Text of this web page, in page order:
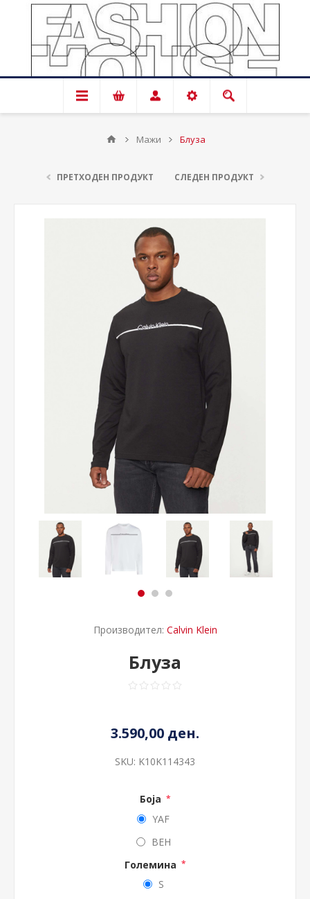
Мажи Блуза
ПРЕТХОДЕН ПРОДУКТ СЛЕДЕН ПРОДУКТ
Производител: Calvin Klein
Блуза
3.590,00 ден.
SKU: K10K114343
Боја *
YAF
BEH
Големина *
S